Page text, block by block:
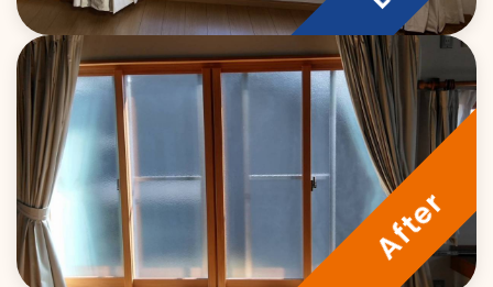
玄関・浴室ドア
エクステリア(外構)
会社情報&スタッフ紹介
採用情報
採用情報トップ
採用応募